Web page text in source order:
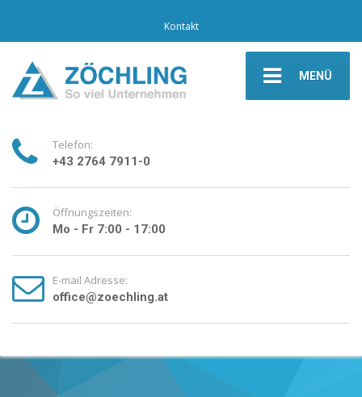
Kontakt
MENÜ
Telefon:
+43 2764 7911-0
Öffnungszeiten:
Mo - Fr 7:00 - 17:00
E-mail Adresse:
office@zoechling.at